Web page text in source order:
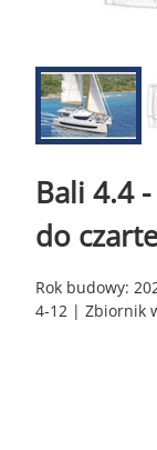
Bali 4.4
do
Rok budowy:
4-12 | Zbiornik